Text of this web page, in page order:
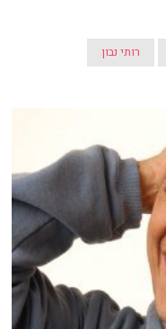
רותי נבון